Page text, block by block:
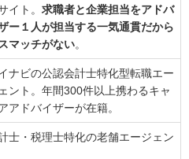
るのか
の兼ね合いについて
クライフバランスの実現可
イト。 求職者と企業担当をアドバ
ー１人が担当する一気通貫だから
マッチがない。
ナビの公認会計士特化型転職エー
ント。年間300件以上携わるキャ
アドバイザーが在籍。
士・税理士特化の老舗エージェン